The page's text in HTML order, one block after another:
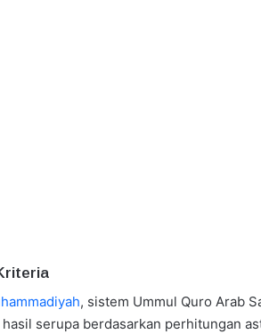
, sistem Ummul Quro Arab
serupa berdasarkan perhitungan